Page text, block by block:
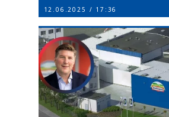
12.06.2025 / 17:36